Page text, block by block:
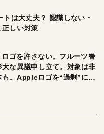
トは大丈夫？ 認識しない・
正しい対策
ゴを許さない。フルーツ警
な異議申し立て。対象は非
も。Appleロゴを“過剰”に守